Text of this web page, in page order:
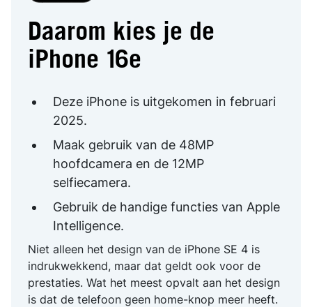
Daarom kies je de
iPhone 16e
Deze iPhone is uitgekomen in februari
2025.
Maak gebruik van de 48MP
hoofdcamera en de 12MP
selfiecamera.
Gebruik de handige functies van Apple
Intelligence.
Niet alleen het design van de iPhone SE 4 is
indrukwekkend, maar dat geldt ook voor de
prestaties. Wat het meest opvalt aan het design
is dat de telefoon geen home-knop meer heeft.